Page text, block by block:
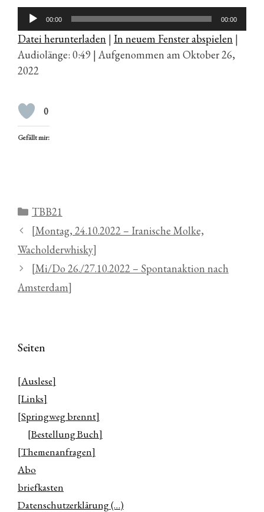
Audio-
Player
00:00 00:00
Datei herunterladen | In neuem Fenster abspielen |
Audiolänge: 0:49 | Aufgenommen am Oktober 26,
2022
0
Gefällt mir:
Kategorien
TBB21
[Montag, 24.10.2022 – Iranische Molke,
Wacholderwhisky]
[Mi/Do 26./27.10.2022 – Spontanaktion nach
Amsterdam]
Seiten
[Auslese]
[Links]
[Springweg brennt]
[Bestellung Buch]
[Themenanfragen]
Abo
briefkasten
Datenschutzerklärung (…)